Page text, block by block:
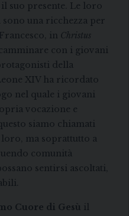
suo presente. Le loro
una ricchezza per
in Christus
camminare con i giovani
della
XIV ha ricordato
nel quale i giovani
vocazione e
siamo chiamati
ma soprattutto a
comunità
sentirsi ascoltati,
Cuore di Gesù il